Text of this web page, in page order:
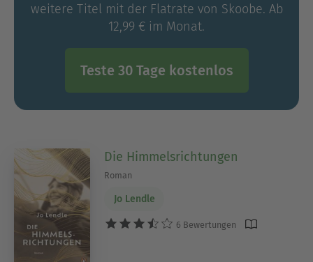
weitere Titel mit der Flatrate von Skoobe. Ab
12,99 € im Monat.
Teste 30 Tage kostenlos
Die Himmelsrichtungen
Roman
Jo Lendle
6 Bewertungen